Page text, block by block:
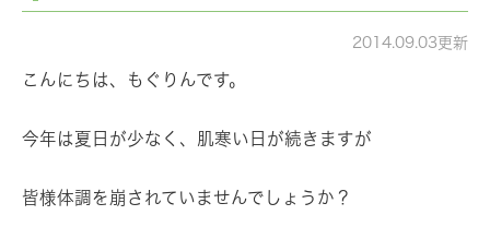
2014.09.03更新
こんにちは、もぐりんです。
今年は夏日が少なく、肌寒い日が続きますが
皆様体調を崩されていませんでしょうか？